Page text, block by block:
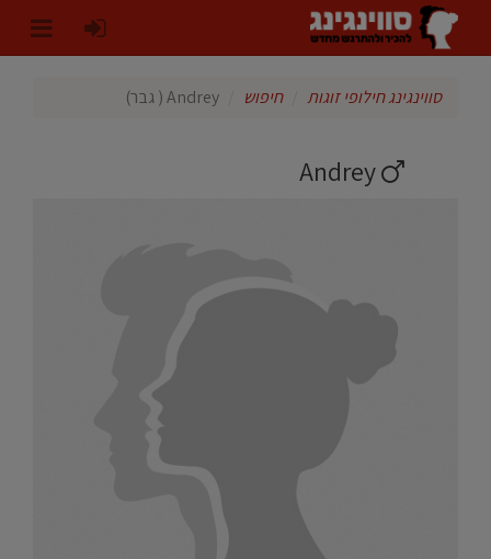
סווינגינג חילופי זוגות חיפוש Andrey ( גבר)